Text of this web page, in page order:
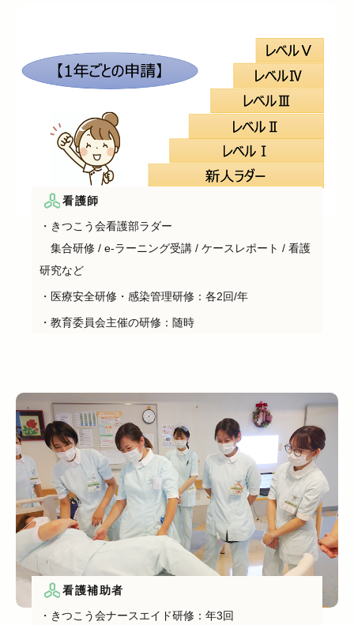
看護師
・きつこう会看護部ラダー
集合研修 / e-ラーニング受講 / ケースレポート / 看護
研究など
・医療安全研修・感染管理研修：各2回/年
・教育委員会主催の研修：随時
看護補助者
・きつこう会ナースエイド研修：年3回